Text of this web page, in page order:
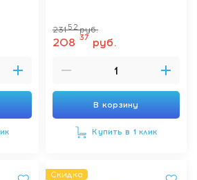
23152 руб.
208 37 руб.
В корзину
Купить в 1 клик
Скидка